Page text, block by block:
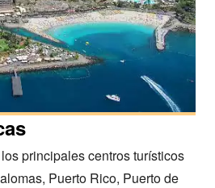
principales centros turísticos
Puerto Rico, Puerto de